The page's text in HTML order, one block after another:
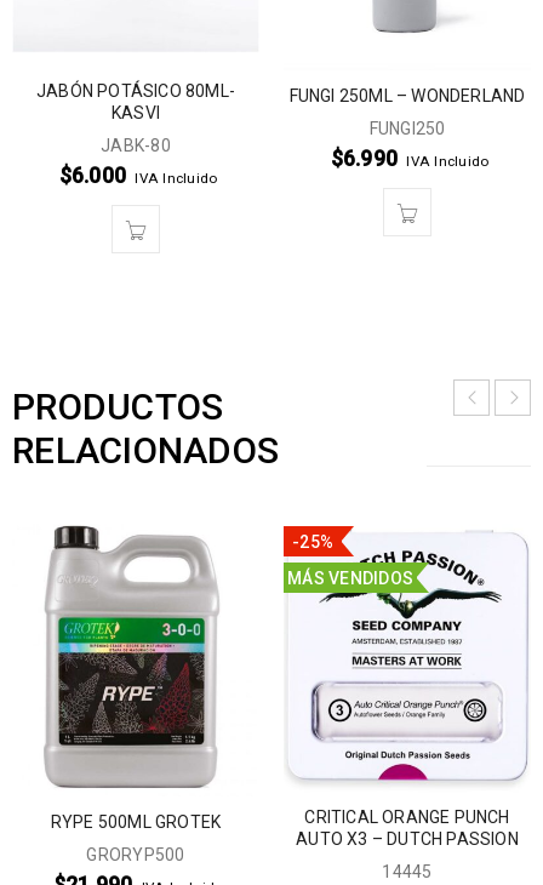
JABÓN POTÁSICO 80ML-
KASVI
JABK-80
$6.000 IVA Incluido
FUNGI 250ML – WONDERLAND
FUNGI250
$6.990 IVA Incluido
PRODUCTOS
RELACIONADOS
RYPE 500ML GROTEK
GRORYP500
-25%
MÁS VENDIDOS
CRITICAL ORANGE PUNCH
AUTO X3 – DUTCH PASSION
14445